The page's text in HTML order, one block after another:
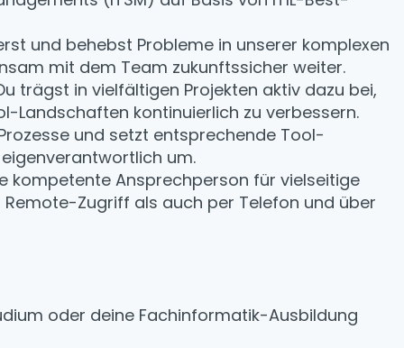
und behebst Probleme in unserer komplexen
mit dem Team zukunftssicher weiter.
trägst in vielfältigen Projekten aktiv dazu bei,
Landschaften kontinuierlich zu verbessern.
und setzt entsprechende Tool-
um.
kompetente Ansprechperson für vielseitige
Zugriff als auch per Telefon und über
oder deine Fachinformatik-Ausbildung